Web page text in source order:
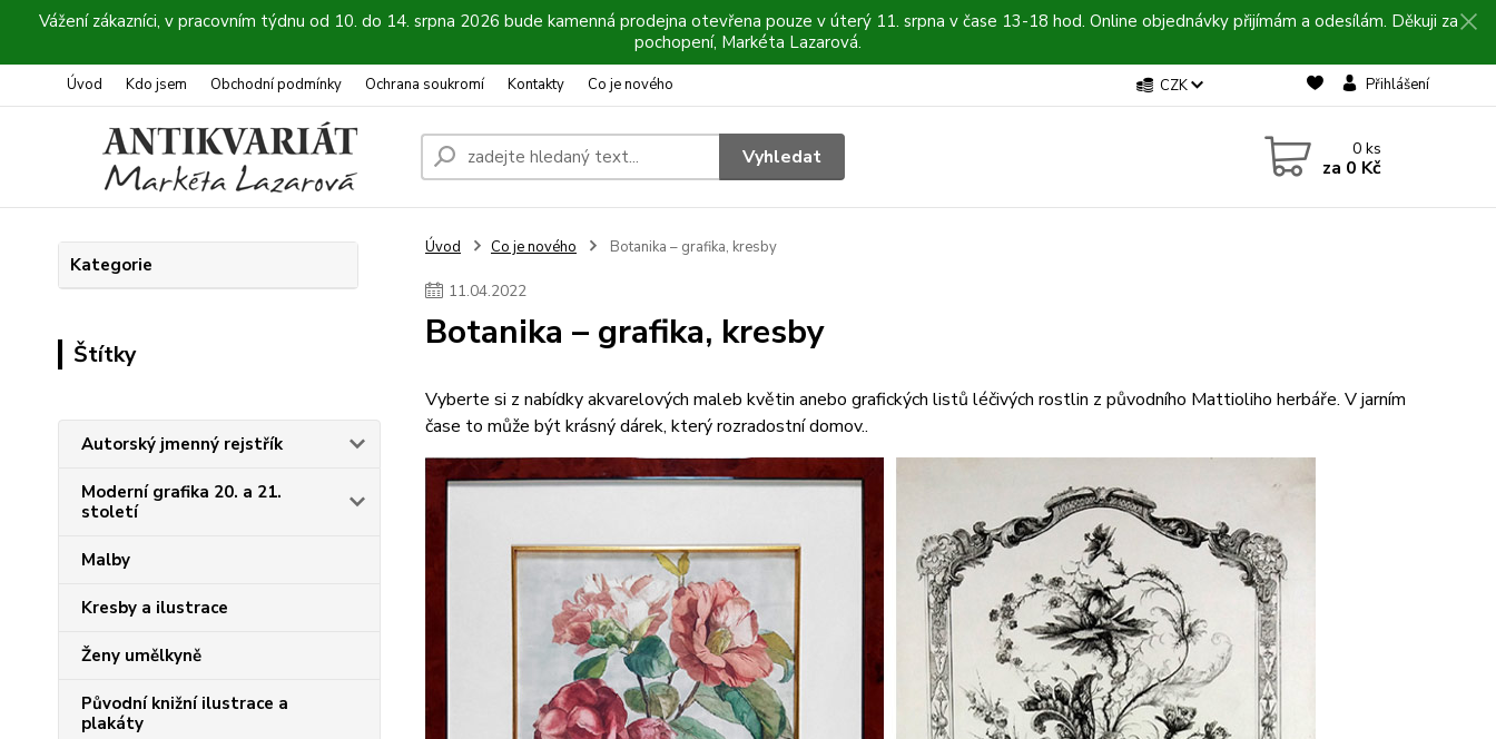
Vážení zákazníci, v pracovním týdnu od 10. do 14. srpna 2026 bude kamenná prodejna otevřena pouze v úterý 11. srpna v čase 13-18 hod. Online objednávky přijímám a odesílám. Děkuji za
pochopení, Markéta Lazarová.
Úvod Kdo jsem Obchodní podmínky Ochrana soukromí Kontakty Co je nového CZK Přihlášení
Vyhledat 0ks
za 0 Kč
Kategorie
Štítky
Autorský jmenný rejstřík
Moderní grafika 20. a 21.
století
Malby
Kresby a ilustrace
Ženy umělkyně
Původní knižní ilustrace a
plakáty
Úvod Co je nového Botanika – grafika, kresby
11.04.2022
Botanika – grafika, kresby
Vyberte si z nabídky akvarelových maleb květin anebo grafických listů léčivých rostlin z původního Mattioliho herbáře. V jarním
čase to může být krásný dárek, který rozradostní domov..